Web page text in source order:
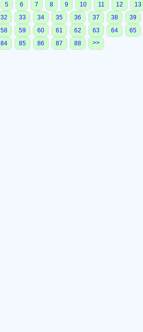
5 6 7 8 9 10 11 12
13
32 33 34 35 36 37 38
39
58 59 60 61 62 63 64
65
84 85 86 87 88 >>